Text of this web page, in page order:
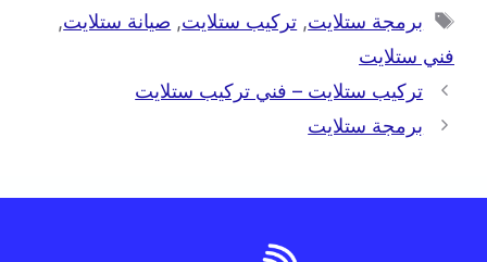
برمجة ستلايت, تركيب ستلايت, صيانة ستلايت,
فني ستلايت
تركيب ستلايت – فني تركيب ستلايت
برمجة ستلايت